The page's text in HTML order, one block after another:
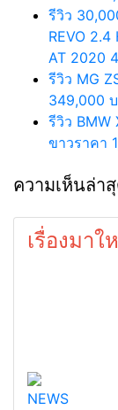
รีวิว
REVO 2.4
AT 2020
รีวิว MG
349,000
รีวิว BMW
ขาวราคา
ความเห็นล่า
เรื่องมาใ
NEWS